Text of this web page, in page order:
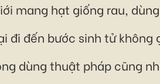
mang hạt giống rau,
đi đến bước sinh tử không
dùng thuật pháp cũng